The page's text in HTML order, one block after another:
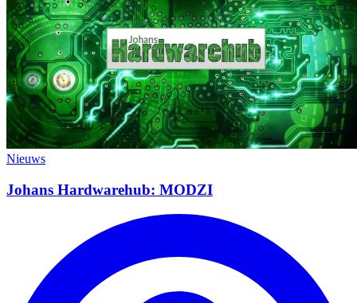
Nieuws
Johans Hardwarehub: MODZI